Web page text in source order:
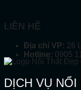
LIÊN HỆ
Địa chỉ VP: 26
Hotline: 0905
DỊCH VỤ NỔI